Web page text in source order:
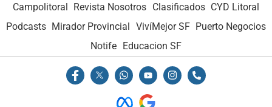
Campolitoral Revista Nosotros Clasificados CYD Litoral
Podcasts Mirador Provincial VivíMejor SF Puerto Negocios
Notife Educacion SF